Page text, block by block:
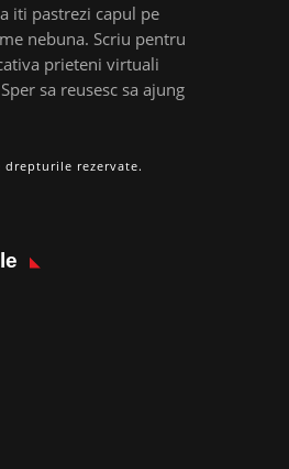
iti pastrezi capul pe
nebuna. Scriu pentru
prieteni virtuali
sa reusesc sa ajung
drepturile rezervate.